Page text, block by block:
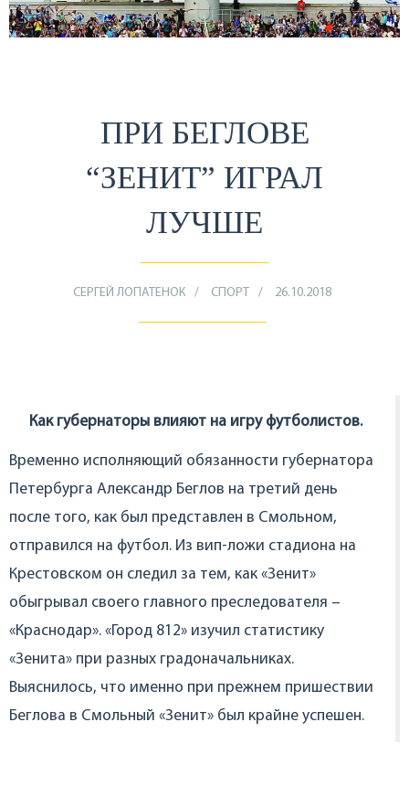
ПРИ БЕГЛОВЕ
“ЗЕНИТ” ИГРАЛ
ЛУЧШЕ
СЕРГЕЙ ЛОПАТЕНОК СПОРТ 26.10.2018
Как губернаторы влияют на игру футболистов.
Временно исполняющий обязанности губернатора
Петербурга Александр Беглов на третий день
после того, как был представлен в Смольном,
отправился на футбол. Из вип-ложи стадиона на
Крестовском он следил за тем, как «Зенит»
обыгрывал своего главного преследователя –
«Краснодар». «Город 812» изучил статистику
«Зенита» при разных градоначальниках.
Выяснилось, что именно при прежнем пришествии
Беглова в Смольный «Зенит» был крайне успешен.